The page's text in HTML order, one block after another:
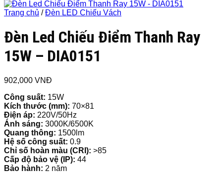
Trang chủ / Đèn LED Chiếu Vách
Đèn Led Chiếu Điểm Thanh Ray
15W – DIA0151
902,000 VNĐ
Công suất: 15W
Kích thước (mm): 70×81
Điện áp: 220V/50Hz
Ánh sáng: 3000K/6500K
Quang thông: 1500lm
Hệ số công suất: 0.9
Chỉ số hoàn màu (CRI): >85
Cấp độ bảo vệ (IP): 44
Bảo hành: 2 năm